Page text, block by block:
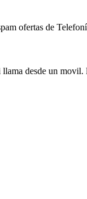
ofertas de
desde un